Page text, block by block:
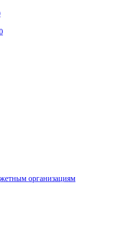
организациям